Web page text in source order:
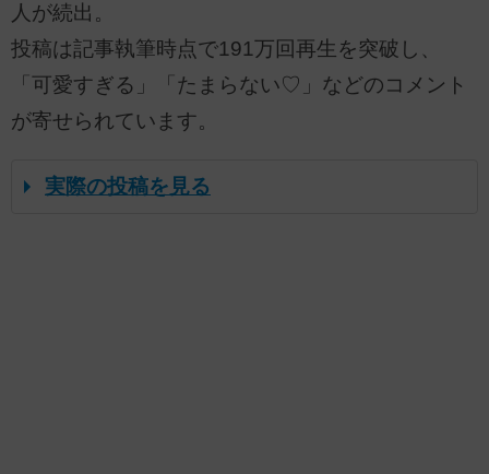
人が続出。
投稿は記事執筆時点で191万回再生を突破し、
「可愛すぎる」「たまらない♡」などのコメント
が寄せられています。
実際の投稿を見る